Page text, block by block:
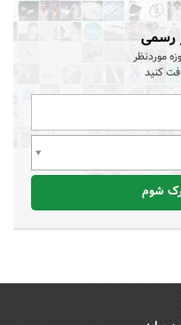
رسمی
موردنظر
کنید
شوم